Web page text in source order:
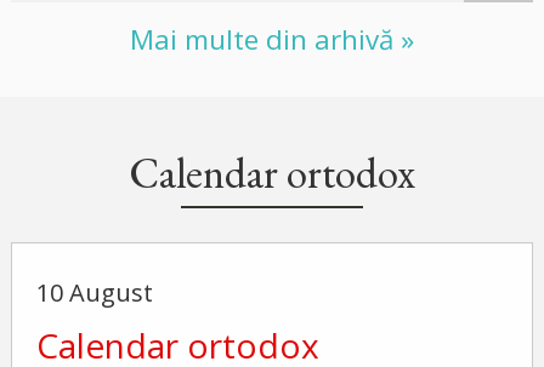
Mai multe din arhivă »
Calendar ortodox
10 August
Calendar ortodox